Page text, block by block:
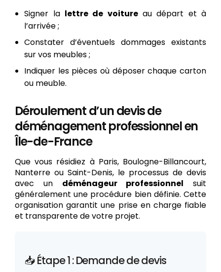
Signer la lettre de voitureau départ et à
l’arrivée ;
Constater d’éventuels dommages existants
sur vos meubles ;
Indiquer les pièces où déposer chaque carton
ou meuble.
Déroulement d’un devis de
déménagement professionnel en
Île-de-France
Que vous résidiez à Paris, Boulogne-Billancourt,
Nanterre ou Saint-Denis, le processus de devis
avec un déménageur professionnel suit
généralement une procédure bien définie. Cette
organisation garantit une prise en charge fiable
et transparente de votre projet.
📥 Étape 1 : Demande de devis